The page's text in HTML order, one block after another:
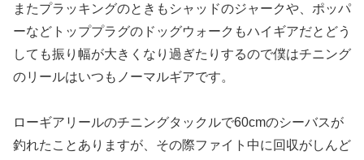
またプラッキングのときもシャッドのジャークや、ポッパ
ーなどトッププラグのドッグウォークもハイギアだとどう
しても振り幅が大きくなり過ぎたりするので僕はチニング
のリールはいつもノーマルギアです。
ローギアリールのチニングタックルで60cmのシーバスが
釣れたことありますが、その際ファイト中に回収がしんど